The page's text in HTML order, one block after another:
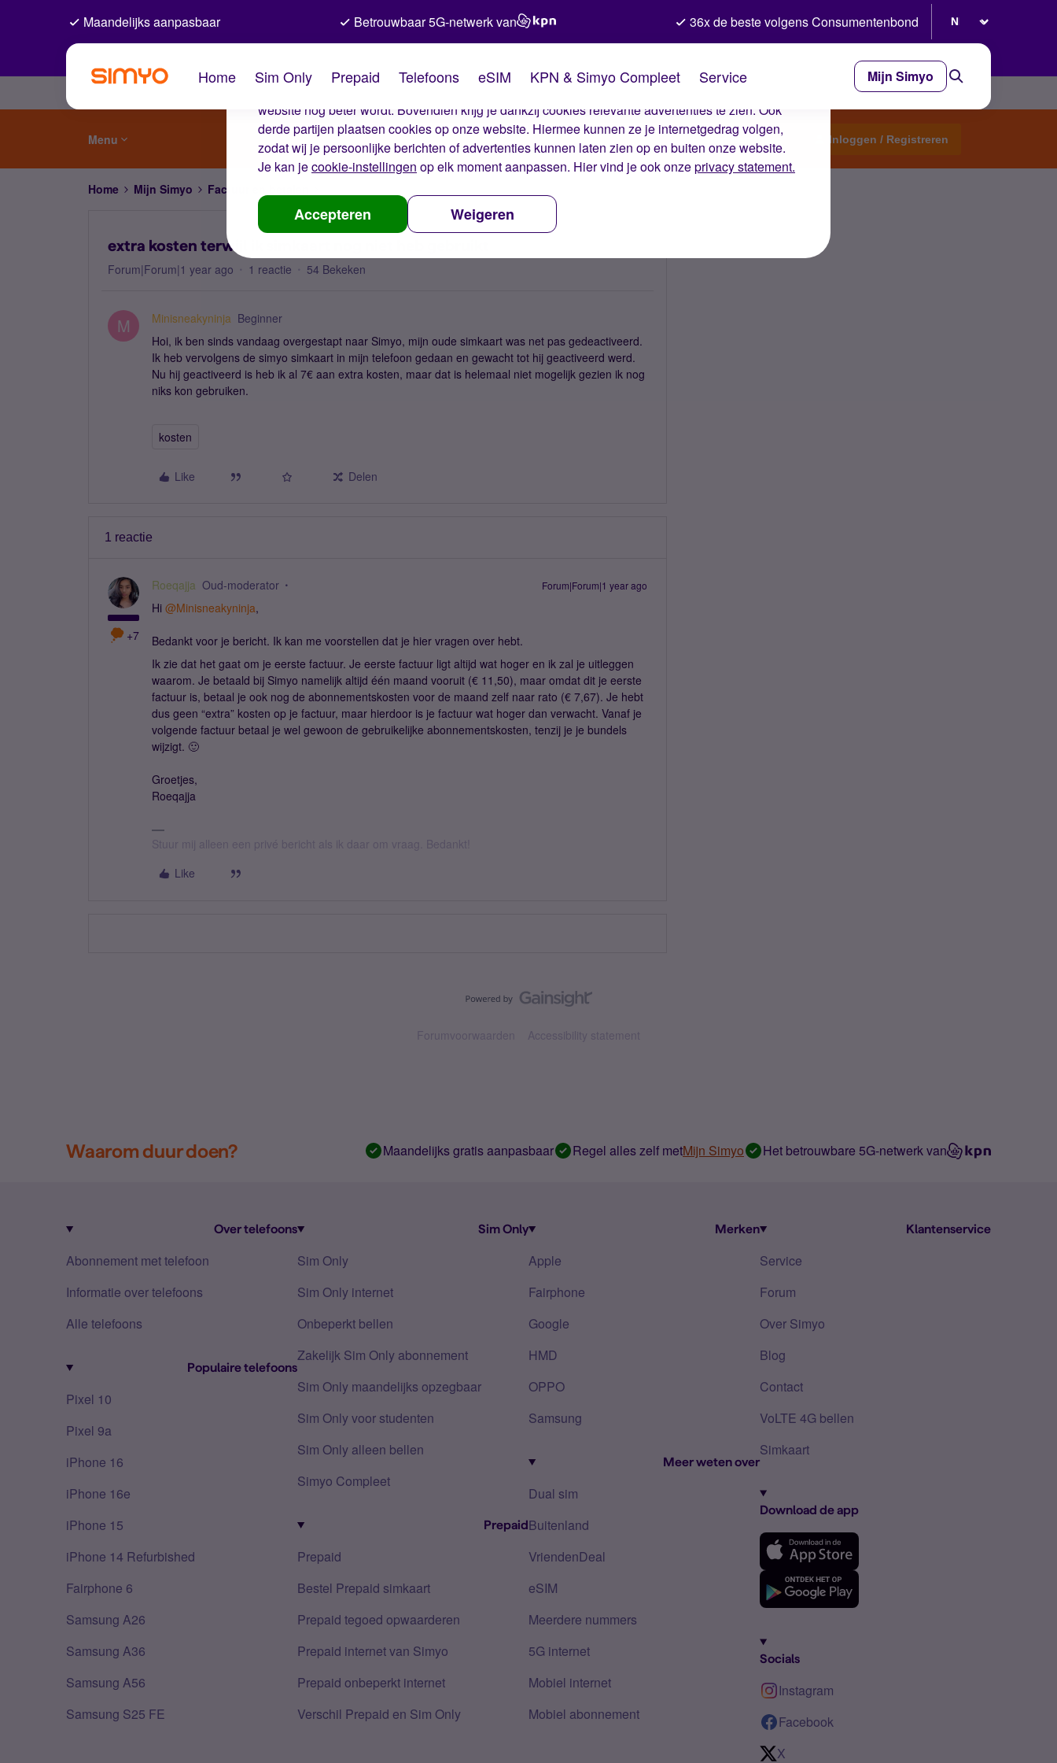
De cookies van Simyo
Wij gebruiken cookies op onze website. Met deze cookies zorgen wij ervoor dat je ervaring op de
website nog beter wordt. Bovendien krijg je dankzij cookies relevante advertenties te zien. Ook
derde partijen plaatsen cookies op onze website. Hiermee kunnen ze je internetgedrag volgen,
zodat wij je persoonlijke berichten of advertenties kunnen laten zien op en buiten onze website.
Je kan jecookie-instellingen op elk moment aanpassen. Hier vind je ook onzeprivacy statement.
Accepteren Weigeren
Maandelijks aanpasbaar Betrouwbaar 5G-netwerk van 36x de beste volgens Consumentenbond
Home Sim Only Prepaid Telefoons eSIM KPN & Simyo Compleet Service Mijn Simyo
Menu Start een topic Inloggen / Registreren
Home Mijn Simyo Factuur en betalen
extra kosten terwijl ik simkaart nog niet heb gebruikt
Forum|Forum|1 year ago 1 reactie 54 Bekeken
M Minisneakyninja Beginner
Hoi, ik ben sinds vandaag overgestapt naar Simyo, mijn oude simkaart was net pas gedeactiveerd.
Ik heb vervolgens de simyo simkaart in mijn telefoon gedaan en gewacht tot hij geactiveerd werd.
Nu hij geactiveerd is heb ik al 7€ aan extra kosten, maar dat is helemaal niet mogelijk gezien ik nog
niks kon gebruiken.
kosten
Like Delen
1 reactie
+7
Roeqajja Oud-moderator Forum|Forum|1 year ago
Hi @Minisneakyninja,
Bedankt voor je bericht. Ik kan me voorstellen dat je hier vragen over hebt.
Ik zie dat het gaat om je eerste factuur. Je eerste factuur ligt altijd wat hoger en ik zal je uitleggen
waarom. Je betaald bij Simyo namelijk altijd één maand vooruit (€ 11,50), maar omdat dit je eerste
factuur is, betaal je ook nog de abonnementskosten voor de maand zelf naar rato (€ 7,67). Je hebt
dus geen “extra” kosten op je factuur, maar hierdoor is je factuur wat hoger dan verwacht. Vanaf je
volgende factuur betaal je wel gewoon de gebruikelijke abonnementskosten, tenzij je je bundels
wijzigt. 🙂
Groetjes,
Roeqajja
Stuur mij alleen een privé bericht als ik daar om vraag. Bedankt!
Like
Forumvoorwaarden Accessibility statement
Waarom duur doen? Maandelijks gratis aanpasbaar Regel alles zelf metMijn Simyo Het betrouwbare 5G-netwerk van
Over telefoons
Abonnement met telefoon
Informatie over telefoons
Alle telefoons
Populaire telefoons
Pixel 10
Pixel 9a
iPhone 16
iPhone 16e
iPhone 15
iPhone 14 Refurbished
Fairphone 6
Samsung A26
Samsung A36
Samsung A56
Samsung S25 FE
Sim Only
Sim Only
Sim Only internet
Onbeperkt bellen
Zakelijk Sim Only abonnement
Sim Only maandelijks opzegbaar
Sim Only voor studenten
Sim Only alleen bellen
Simyo Compleet
Prepaid
Prepaid
Bestel Prepaid simkaart
Prepaid tegoed opwaarderen
Prepaid internet van Simyo
Prepaid onbeperkt internet
Verschil Prepaid en Sim Only
Merken
Apple
Fairphone
Google
HMD
OPPO
Samsung
Meer weten over
Dual sim
Buitenland
VriendenDeal
eSIM
Meerdere nummers
5G internet
Mobiel internet
Mobiel abonnement
Klantenservice
Service
Forum
Over Simyo
Blog
Contact
VoLTE 4G bellen
Simkaart
Download de app
Socials
Instagram
Facebook
X